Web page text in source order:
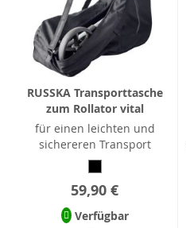
RUSSKA Transporttasche
zum Rollator vital
für einen leichten und
sichereren Transport
59,90 €
Verfügbar